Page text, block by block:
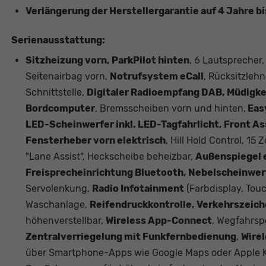
Verlängerung der Herstellergarantie auf 4 Jahre
Serienausstattung:
Sitzheizung vorn, ParkPilot hinten, 6
Seitenairbag vorn, Notrufsystem eCall,
Schnittstelle, Digitaler Radioempfang DAB,
Bordcomputer, Bremsscheiben vorn und hinten,
LED-Scheinwerfer inkl. LED-Tagfahrlicht, Front
Fensterheber vorn elektrisch, Hill Hold Control, 15
"Lane Assist", Heckscheibe beheizbar, Außenspiegel
Freisprecheinrichtung Bluetooth,
Servolenkung, Radio Infotainment (Farbdisplay,
Waschanlage, Reifendruckkontrolle,
höhenverstellbar, Wireless App-Connect,
Zentralverriegelung mit Funkfernbedienung,
über Smartphone-Apps wie Google Maps oder Apple